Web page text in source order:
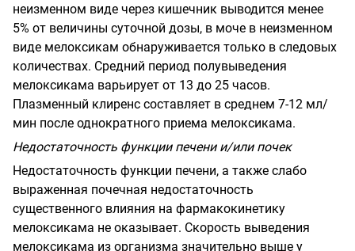
неизменном виде через кишечник выводится менее
5% от величины суточной дозы, в моче в неизменном
виде мелоксикам обнаруживается только в следовых
количествах. Средний период полувыведения
мелоксикама варьирует от 13 до 25 часов.
Плазменный клиренс составляет в среднем 7-12 мл/
мин после однократного приема мелоксикама.
Недостаточность функции печени и/или почек
Недостаточность функции печени, а также слабо
выраженная почечная недостаточность
существенного влияния на фармакокинетику
мелоксикама не оказывает. Скорость выведения
мелоксикама из организма значительно выше у